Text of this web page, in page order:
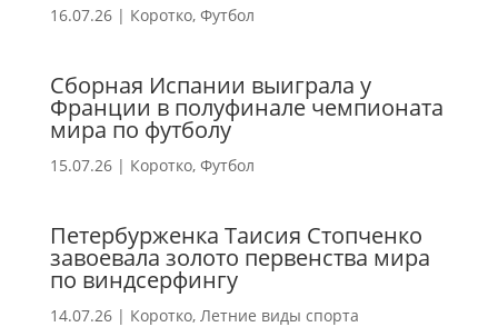
16.07.26| Коротко, Футбол
Сборная Испании выиграла у
Франции в полуфинале чемпионата
мира по футболу
15.07.26| Коротко, Футбол
Петербурженка Таисия Стопченко
завоевала золото первенства мира
по виндсерфингу
14.07.26| Коротко, Летние виды спорта